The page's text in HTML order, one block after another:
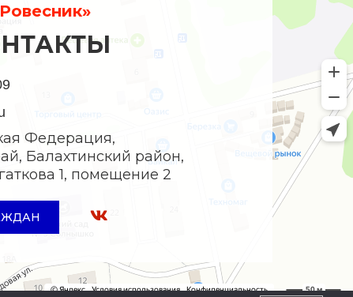
Федерация,
Балахтинский район,
1, помещение 2